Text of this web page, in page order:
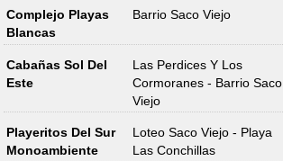
Complejo Playas
Blancas
Barrio Saco Viejo
Cabañas Sol Del
Este
Las Perdices Y Los
Cormoranes - Barrio Saco
Viejo
Playeritos Del Sur
Monoambiente
Loteo Saco Viejo - Playa
Las Conchillas